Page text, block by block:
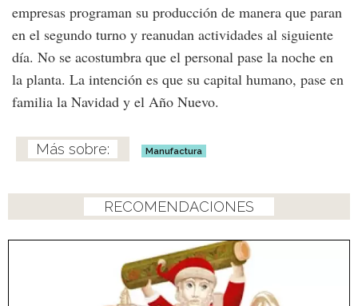
empresas programan su producción de manera que paran
en el segundo turno y reanudan actividades al siguiente
día. No se acostumbra que el personal pase la noche en
la planta. La intención es que su capital humano, pase en
familia la Navidad y el Año Nuevo.
Manufactura
RECOMENDACIONES